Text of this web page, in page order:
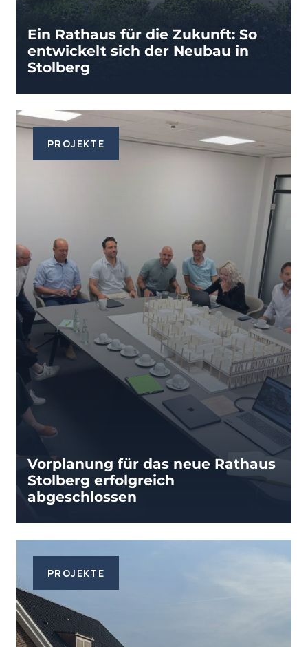
Ein Rathaus für die Zukunft: So
entwickelt sich der Neubau in
Stolberg
PROJEKTE
Vorplanung für das neue Rathaus
Stolberg erfolgreich
abgeschlossen
PROJEKTE